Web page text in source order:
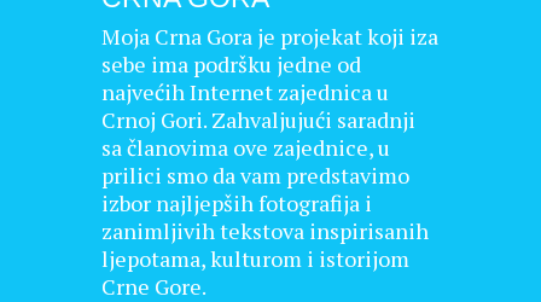
Moja Crna Gora je projekat koji iza
sebe ima podršku jedne od
najvećih Internet zajednica u
Crnoj Gori. Zahvaljujući saradnji
sa članovima ove zajednice, u
prilici smo da vam predstavimo
izbor najljepših fotografija i
zanimljivih tekstova inspirisanih
ljepotama, kulturom i istorijom
Crne Gore.